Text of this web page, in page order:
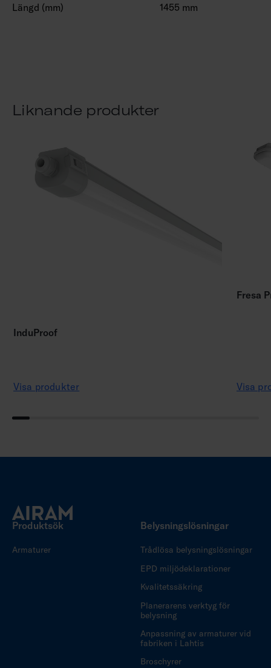
Längd (mm)
1455 mm
Liknande produkter
InduProof
Visa produkter
Fresa
Visa
Produktsök
Armaturer
Belysningslösningar
Trådlösa belysningslösningar
EPD miljödeklarationer
Kvalitetssäkring
Planerarens verktyg för
belysning
Anpassning av armaturer vid
fabriken i Lahtis
Broschyrer